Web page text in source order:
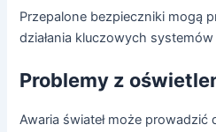
Przepalone bezpieczniki mogą
działania kluczowych
Problemy z
Awaria świateł może prowadzić